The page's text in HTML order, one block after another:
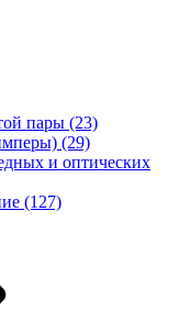
пары (23)
(29)
и оптических
(127)